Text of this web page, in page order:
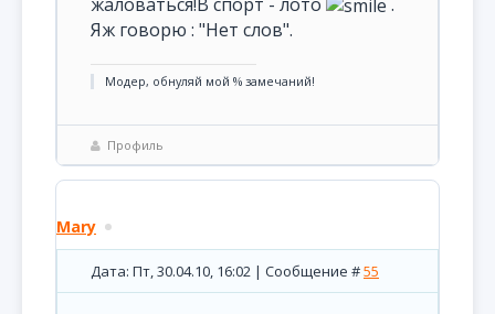
Яж говорю : "Нет слов".
Модер, обнуляй мой % замечаний!
Профиль
Mary
Дата: Пт, 30.04.10, 16:02 | Сообщение #55